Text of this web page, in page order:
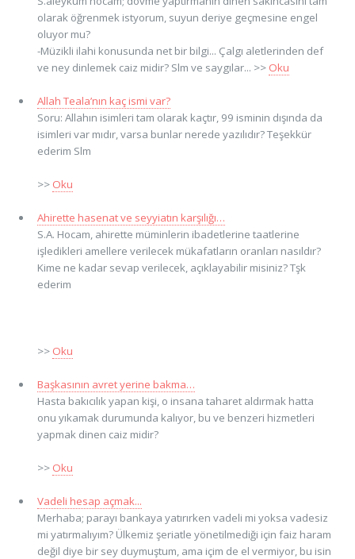
olarak öğrenmek istyorum, suyun deriye geçmesine engel
oluyor mu?
-Müzikli ilahi konusunda net bir bilgi... Çalgı aletlerinden def
ve ney dinlemek caiz midir? Slm ve saygılar... >> Oku
Allah Teala’nın kaç ismi var?
Soru: Allahın isimleri tam olarak kaçtır, 99 isminin dışında da
isimleri var mıdır, varsa bunlar nerede yazılıdır? Teşekkür
ederim Slm
>> Oku
Ahirette hasenat ve seyyiatın karşılığı…
S.A. Hocam, ahirette müminlerin ibadetlerine taatlerine
işledikleri amellere verilecek mükafatların oranları nasıldır?
Kime ne kadar sevap verilecek, açıklayabilir misiniz? Tşk
ederim
>> Oku
Başkasının avret yerine bakma…
Hasta bakıcılık yapan kişi, o insana taharet aldırmak hatta
onu yıkamak durumunda kalıyor, bu ve benzeri hizmetleri
yapmak dinen caiz midir?
>> Oku
Vadeli hesap açmak...
Merhaba; parayı bankaya yatırırken vadeli mi yoksa vadesiz
mi yatırmalıyım? Ülkemiz şeriatle yönetilmediği için faiz haram
değil diye bir sey duymuştum, ama içim de el vermiyor, bu isin